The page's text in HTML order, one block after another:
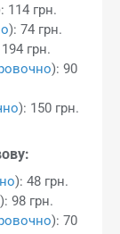
114 грн.
): 74 грн.
грн.
): 90
): 150 грн.
): 48 грн.
): 98 грн.
): 70